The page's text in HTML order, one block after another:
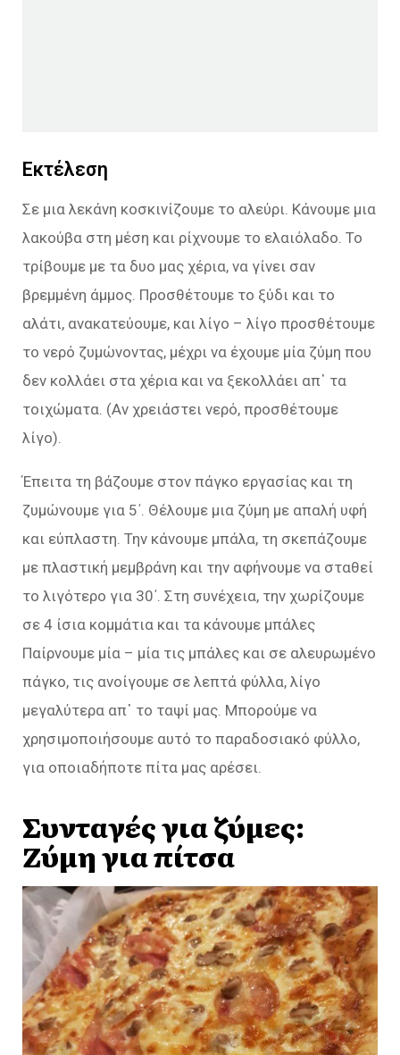
Εκτέλεση
Σε μια λεκάνη κοσκινίζουμε το αλεύρι. Κάνουμε μια
λακούβα στη μέση και ρίχνουμε το ελαιόλαδο. Το
τρίβουμε με τα δυο μας χέρια, να γίνει σαν
βρεμμένη άμμος. Προσθέτουμε το ξύδι και το
αλάτι, ανακατεύουμε, και λίγο – λίγο προσθέτουμε
το νερό ζυμώνοντας, μέχρι να έχουμε μία ζύμη που
δεν κολλάει στα χέρια και να ξεκολλάει απ᾿ τα
τοιχώματα. (Αν χρειάστει νερό, προσθέτουμε
λίγο).
Έπειτα τη βάζουμε στον πάγκο εργασίας και τη
ζυμώνουμε για 5΄. Θέλουμε μια ζύμη με απαλή υφή
και εύπλαστη. Την κάνουμε μπάλα, τη σκεπάζουμε
με πλαστική μεμβράνη και την αφήνουμε να σταθεί
το λιγότερο για 30΄. Στη συνέχεια, την χωρίζουμε
σε 4 ίσια κομμάτια και τα κάνουμε μπάλες
Παίρνουμε μία – μία τις μπάλες και σε αλευρωμένο
πάγκο, τις ανοίγουμε σε λεπτά φύλλα, λίγο
μεγαλύτερα απ᾿ το ταψί μας. Μπορούμε να
χρησιμοποιήσουμε αυτό το παραδοσιακό φύλλο,
για οποιαδήποτε πίτα μας αρέσει.
Συνταγές για ζύμες:
Ζύμη για πίτσα